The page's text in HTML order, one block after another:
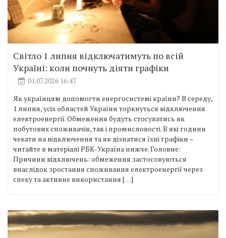
Світло 1 липня відключатимуть по всій
Україні: коли почнуть діяти графіки
01.07.2026 16:47
Як українцям допомогти енергосистемі країни? В середу,
1 липня, усіх областей України торкнуться відключення
електроенергії. Обмеження будуть стосуватись як
побутових споживачів, так і промисловості. В які години
чекати на відключення та як дізнатися їхні графіки –
читайте в матеріалі РБК-Україна нижче. Головне:
Причини відключень: обмеження застосовуються
внаслідок зростання споживання електроенергії через
спеку та активне використання […]